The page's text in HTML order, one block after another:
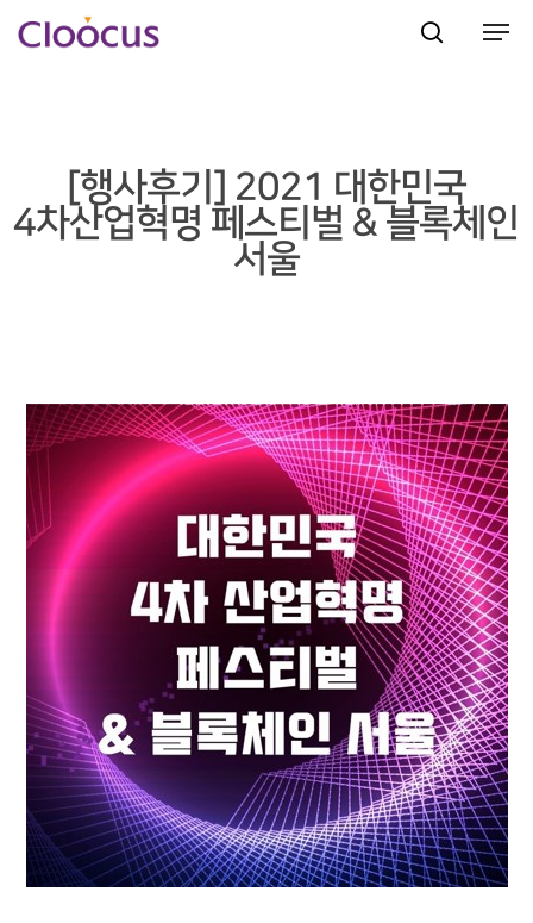
[행사후기] 2021 대한민국
4차산업혁명 페스티벌 & 블록체인
서울